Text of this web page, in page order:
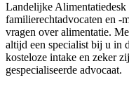
Landelijke
familierechtadvocaten en -
vragen over alimentatie.
altijd een specialist bij u in
kosteloze intake en zeker
gespecialiseerde advocaat.